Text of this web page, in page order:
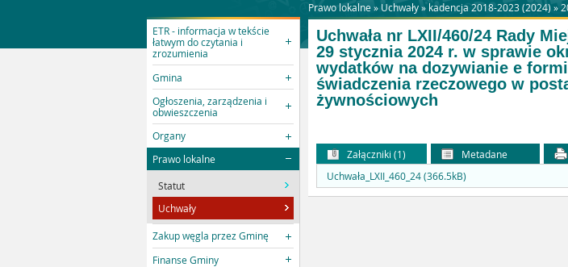
Prawo lokalne » Uchwały»kadencja 2018-2023 (2024)»
ETR - informacja w tekście
łatwym do czytania i
zrozumienia
Gmina
Ogłoszenia, zarządzenia i
obwieszczenia
Organy
Prawo lokalne
Statut
Uchwały
Zakup węgla przez Gminę
Finanse Gminy
Uchwała nr LXII/460/24 Rady
29 stycznia 2024 r. w sprawie
wydatków na dozywianie e
świadczenia rzeczowego w
żywnościowych
Załączniki (1) Metadane
Uchwała_LXII_460_24 (366.5kB)